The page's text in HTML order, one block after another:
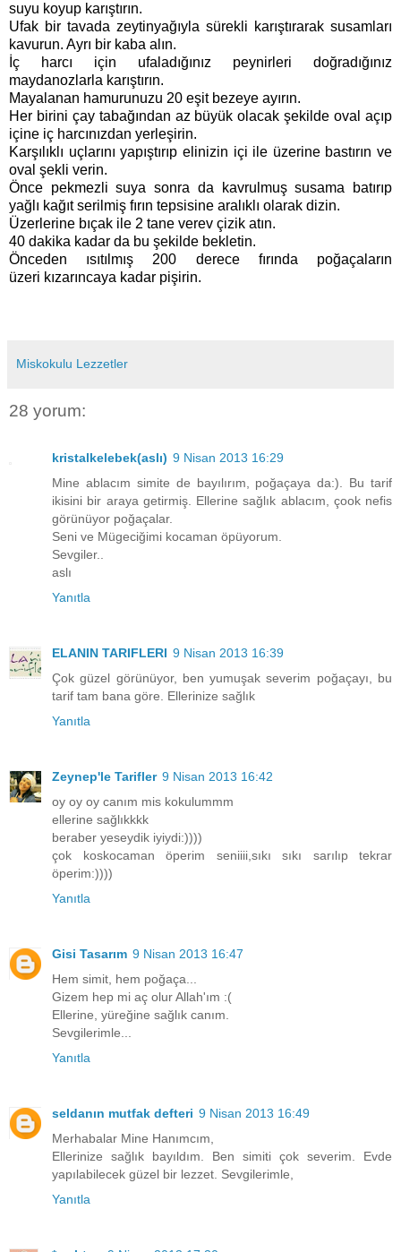
suyu koyup karıştırın.
Ufak bir tavada zeytinyağıyla sürekli karıştırarak susamları
kavurun. Ayrı bir kaba alın.
İç harcı için ufaladığınız peynirleri doğradığınız
maydanozlarla karıştırın.
Mayalanan hamurunuzu 20 eşit bezeye ayırın.
Her birini çay tabağından az büyük olacak şekilde oval açıp
içine iç harcınızdan yerleşirin.
Karşılıklı uçlarını yapıştırıp elinizin içi ile üzerine bastırın ve
oval şekli verin.
Önce pekmezli suya sonra da kavrulmuş susama batırıp
yağlı kağıt serilmiş fırın tepsisine aralıklı olarak dizin.
Üzerlerine bıçak ile 2 tane verev çizik atın.
40 dakika kadar da bu şekilde bekletin.
Önceden ısıtılmış 200 derece fırında poğaçaların
üzeri kızarıncaya kadar pişirin.
Miskokulu Lezzetler
28 yorum:
kristalkelebek(aslı) 9 Nisan 2013 16:29
Mine ablacım simite de bayılırım, poğaçaya da:). Bu tarif
ikisini bir araya getirmiş. Ellerine sağlık ablacım, çook nefis
görünüyor poğaçalar.
Seni ve Mügeciğimi kocaman öpüyorum.
Sevgiler..
aslı
Yanıtla
ELANIN TARIFLERI 9 Nisan 2013 16:39
Çok güzel görünüyor, ben yumuşak severim poğaçayı, bu
tarif tam bana göre. Ellerinize sağlık
Yanıtla
Zeynep'le Tarifler 9 Nisan 2013 16:42
oy oy oy canım mis kokulummm
ellerine sağlıkkkk
beraber yeseydik iyiydi:))))
çok koskocaman öperim seniiii,sıkı sıkı sarılıp tekrar
öperim:))))
Yanıtla
Gisi Tasarım 9 Nisan 2013 16:47
Hem simit, hem poğaça...
Gizem hep mi aç olur Allah'ım :(
Ellerine, yüreğine sağlık canım.
Sevgilerimle...
Yanıtla
seldanın mutfak defteri 9 Nisan 2013 16:49
Merhabalar Mine Hanımcım,
Ellerinize sağlık bayıldım. Ben simiti çok severim. Evde
yapılabilecek güzel bir lezzet. Sevgilerimle,
Yanıtla